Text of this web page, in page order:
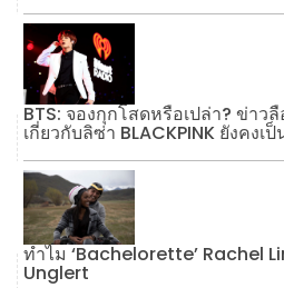
BTS: จองกุกโสดหรือเปล่า? ข่าว
เกี่ยวกับลิซ่า BLACKPINK ยังคงเ
ทำไม ‘Bachelorette’ Rachel
Unglert